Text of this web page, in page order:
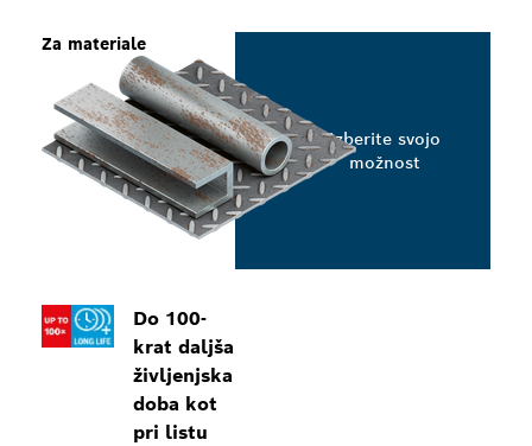
Do 100-
krat daljša
življenjska
doba kot
pri listu
Za materiale
Izberite svojo
možnost